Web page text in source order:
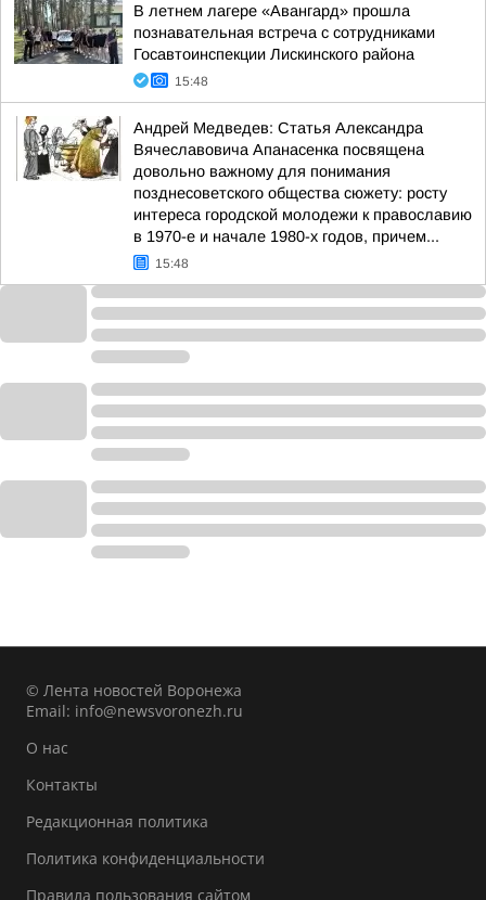
В летнем лагере «Авангард» прошла
познавательная встреча с сотрудниками
Госавтоинспекции Лискинского района
15:48
Андрей Медведев: Статья Александра
Вячеславовича Апанасенка посвящена
довольно важному для понимания
позднесоветского общества сюжету: росту
интереса городской молодежи к православию
в 1970-е и начале 1980-х годов, причем...
15:48
© Лента новостей Воронежа
Email: info@newsvoronezh.ru
О нас
Контакты
Редакционная политика
Политика конфиденциальности
Правила пользования сайтом